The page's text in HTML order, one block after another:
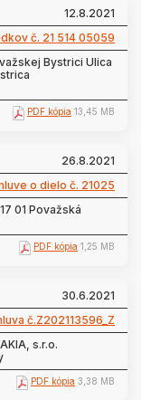
12.8.2021
č. 21 514 05059
Bystrici Ulica
PDF kópia 13,45 MB
26.8.2021
o dielo č. 21025
01 Považská
PDF kópia 1,25 MB
30.6.2021
č.Z202113596_Z
s.r.o.
PDF kópia 3,38 MB